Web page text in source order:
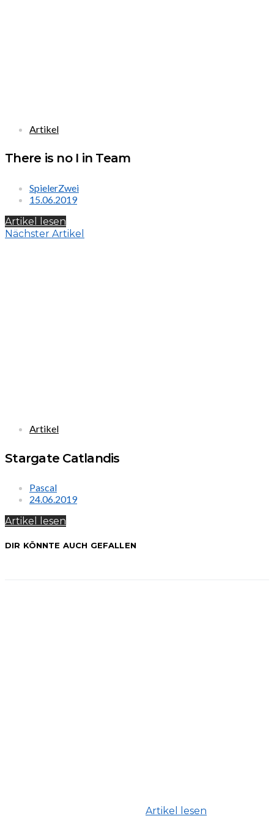
Artikel
There is no I in Team
SpielerZwei
15.06.2019
Artikel lesen
Nächster Artikel
Artikel
Stargate Catlandis
Pascal
24.06.2019
Artikel lesen
DIR KÖNNTE AUCH GEFALLEN
Artikel lesen